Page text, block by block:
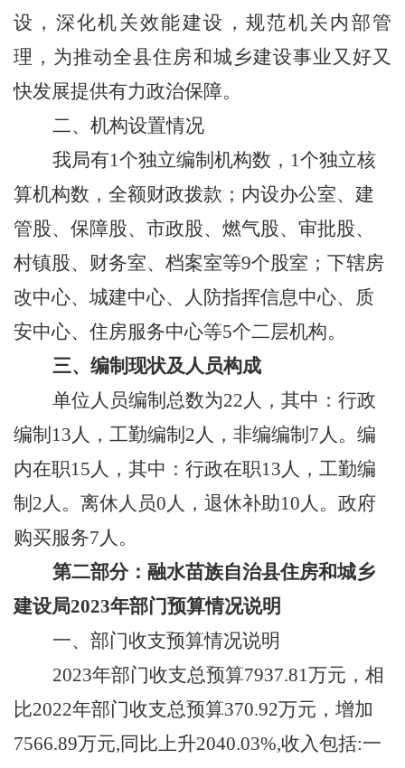
设，深化机关效能建设，规范机关内部管
理，为推动全县住房和城乡建设事业又好又
快发展提供有力政治保障。
二、机构设置情况
我局有1个独立编制机构数，1个独立核
算机构数，全额财政拨款；内设办公室、建
管股、保障股、市政股、燃气股、审批股、
村镇股、财务室、档案室等9个股室；下辖房
改中心、城建中心、 人防指挥信息中心、质
安中心、 住房服务中心等5个二层机构。
三、编制现状及人员构成
单位人员编制总数为22人 ，其中：行政
编制 13人，工勤编制 2人，非编编制 7人。编
内在职15人，其中：行政在职13人，工勤编
制2人。离休人员0人，退休补助10人。政府
购买服务7人。
第二部分： 融水苗族自治县住房和城乡
建设局2023年部门预算情况说明
一、部门收支预算情况说明
2023年部门收支总预算7937.81万元， 相
比2022年部门收支总预算370.92万元 ， 增加
7566.89万元,同比上升2040.03%,收入包括:一